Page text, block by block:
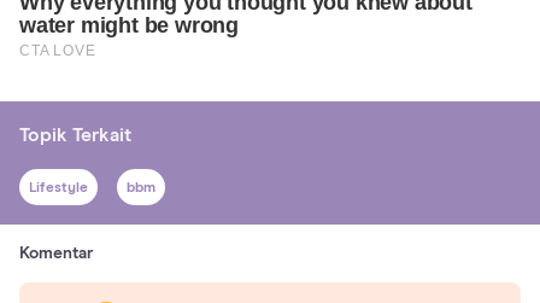
Topik Terkait
Lifestyle bbm
Komentar